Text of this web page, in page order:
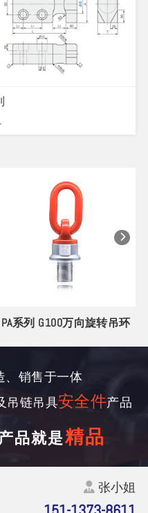
PA系列 G100万向旋转吊环
、销售于一体
吊链吊具安全件产品
产品就是精品
张小姐